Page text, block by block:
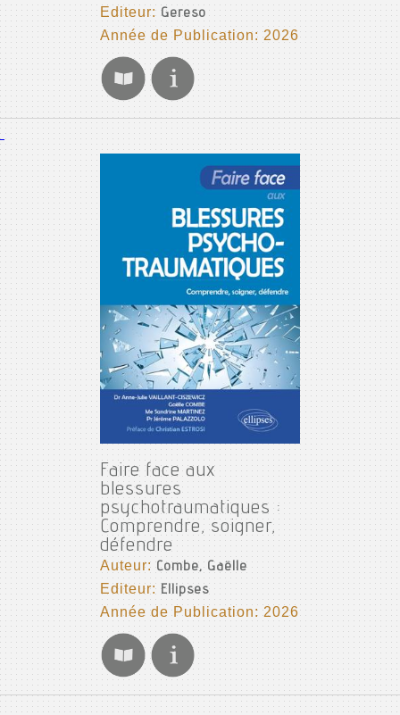
Editeur: Gereso
Année de Publication: 2026
Faire face aux
blessures
psychotraumatiques :
Comprendre, soigner,
défendre
Auteur:Combe, Gaëlle
Editeur: Ellipses
Année de Publication: 2026